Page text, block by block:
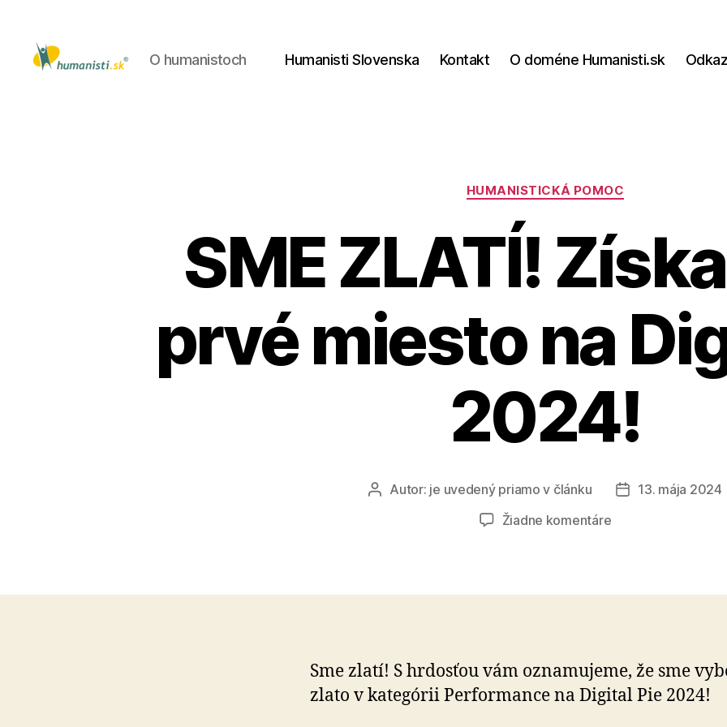
O humanistoch Humanisti Slovenska Kontakt O doméne Humanisti.sk
Kategórie
HUMANISTICKÁ POMOC
SME ZLATÍ!
prvé miesto na
2024!
AutorAutor: je uvedený priamo v článku
Dátum
13. mája 2024
Žiadne komentárena
sme
Digital
Pie
Sme zlatí! S hrdosťou vám ozna­mu­je­me, že sme
zlato v ka­te­górii Performance na Di­gi­tal Pie 2024!